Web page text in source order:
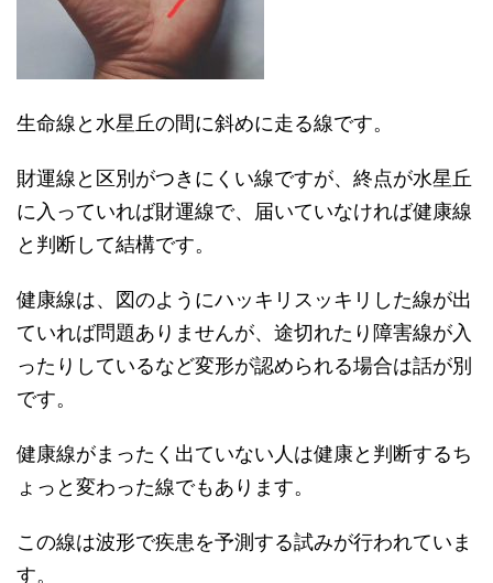
生命線と水星丘の間に斜めに走る線です。
財運線と区別がつきにくい線ですが、終点が水星丘
に入っていれば財運線で、届いていなければ健康線
と判断して結構です。
健康線は、図のようにハッキリスッキリした線が出
ていれば問題ありませんが、途切れたり障害線が入
ったりしているなど変形が認められる場合は話が別
です。
健康線がまったく出ていない人は健康と判断するち
ょっと変わった線でもあります。
この線は波形で疾患を予測する試みが行われていま
す。